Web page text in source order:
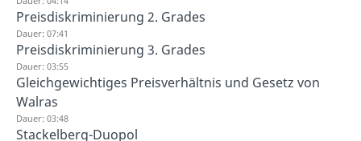
Preisdiskriminierung 2. Grades
Dauer: 07:41
Preisdiskriminierung 3. Grades
Dauer: 03:55
Gleichgewichtiges Preisverhältnis und Gesetz von
Walras
Dauer: 03:48
Stackelberg-Duopol